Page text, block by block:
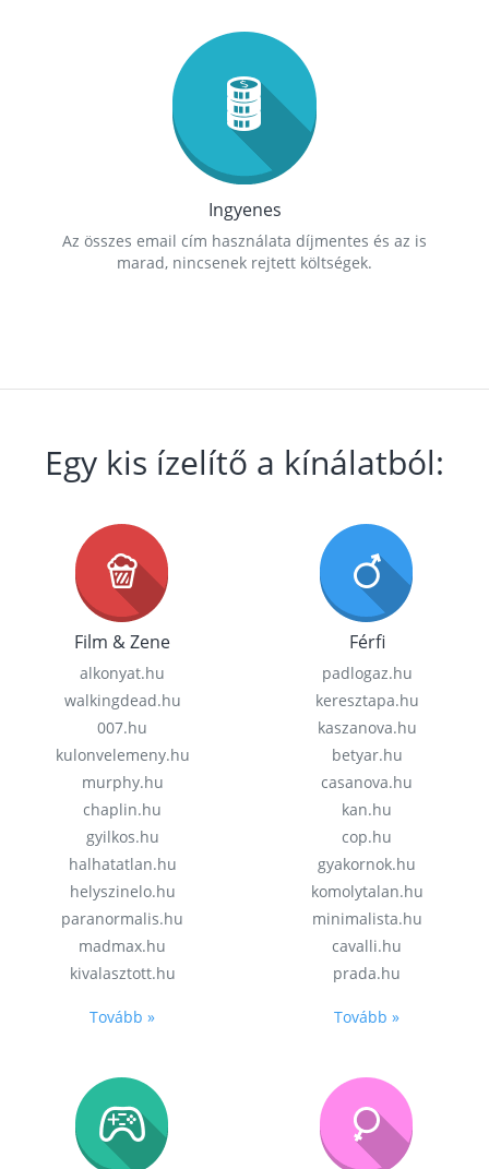
Ingyenes
Az összes email cím használata díjmentes és az is
marad, nincsenek rejtett költségek.
Egy kis ízelítő a kínálatból:
Film & Zene
alkonyat.hu
walkingdead.hu
007.hu
kulonvelemeny.hu
murphy.hu
chaplin.hu
gyilkos.hu
halhatatlan.hu
helyszinelo.hu
paranormalis.hu
madmax.hu
kivalasztott.hu
Tovább »
Férfi
padlogaz.hu
keresztapa.hu
kaszanova.hu
betyar.hu
casanova.hu
kan.hu
cop.hu
gyakornok.hu
komolytalan.hu
minimalista.hu
cavalli.hu
prada.hu
Tovább »